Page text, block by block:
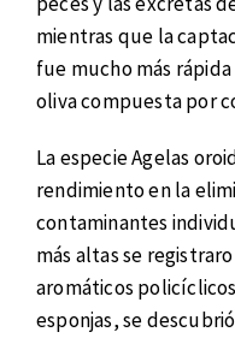
mientras que la
fue mucho más
oliva compuesta por
La especie Agelas
rendimiento en la
contaminantes
más altas se
aromáticos
esponjas, se